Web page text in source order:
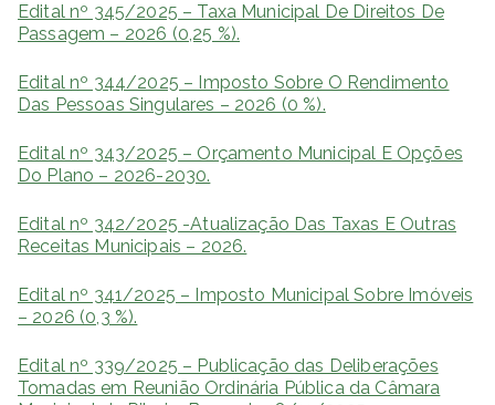
Edital nº 345/2025 – Taxa Municipal De Direitos De
Passagem – 2026 (0,25 %).
Edital nº 344/2025 – Imposto Sobre O Rendimento
Das Pessoas Singulares – 2026 (0 %).
Edital nº 343/2025 – Orçamento Municipal E Opções
Do Plano – 2026-2030.
Edital nº 342/2025 -Atualização Das Taxas E Outras
Receitas Municipais – 2026.
Edital nº 341/2025 – Imposto Municipal Sobre Imóveis
– 2026 (0,3 %).
Edital nº 339/2025 – Publicação das Deliberações
Tomadas em Reunião Ordinária Pública da Câmara